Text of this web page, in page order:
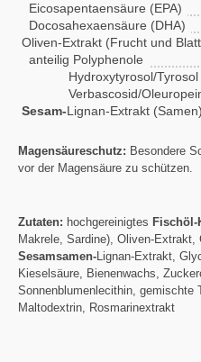
Eicosapentaensäure (EPA)
Docosahexaensäure (DHA)
Oliven-Extrakt (Frucht und
anteilig Polyphenole
Hydroxytyrosol/Tyrosol
Verbascosid/
Sesam-Lignan-Extrakt (Samen)
Magensäureschutz: Besondere
vor der Magensäure zu schützen.
Zutaten: hochgereinigtes Fischöl-
Makrele, Sardine), Oliven-Extrakt,
Sesamsamen-Lignan-Extrakt,
Kieselsäure, Bienenwachs,
Sonnenblumenlecithin, gemischte
Maltodextrin, Rosmarinextrakt